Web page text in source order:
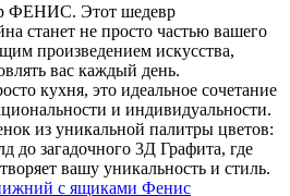
ФЕНИС. Этот шедевр
станет не просто частью вашего
произведением искусства,
вас каждый день.
кухня, это идеальное сочетание
и индивидуальности.
из уникальной палитры цветов:
до загадочного 3Д Графита, где
вашу уникальность и стиль.